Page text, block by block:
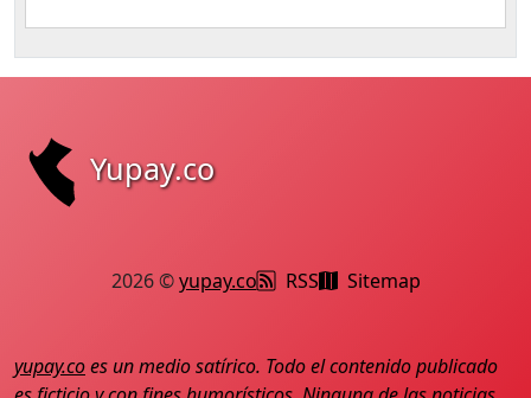
Yupay.co
2026 ©yupay.co RSS Sitemap
yupay.coes un medio satírico. Todo el contenido publicado